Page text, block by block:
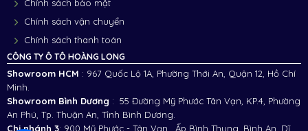
Chính sách bảo mật
Chính sách vận chuyển
Chính sách thanh toán
CÔNG TY Ô TÔ HOÀNG LONG
Showroom HCM : 967 Quốc Lộ 1A, Phường Thới An, Quận 12, Hồ Chí
Minh.
Showroom Bình Dương : 55 Đường Mỹ Phước Tân Vạn, KP.4, Phường
An Phú, Tp. Thuận An, Tỉnh Bình Dương.
Chi nhánh 3: 900 Mỹ Phước - Tân Vạn , Ấp Bình Thung, Bình An, Dĩ